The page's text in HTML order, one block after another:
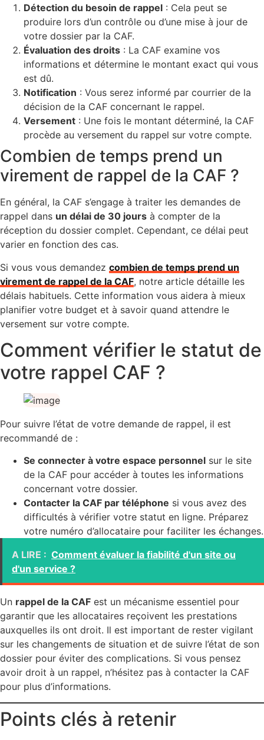
Détection du besoin de rappel : Cela peut se
produire lors d’un contrôle ou d’une mise à jour de
votre dossier par la CAF.
Évaluation des droits : La CAF examine vos
informations et détermine le montant exact qui vous
est dû.
Notification : Vous serez informé par courrier de la
décision de la CAF concernant le rappel.
Versement : Une fois le montant déterminé, la CAF
procède au versement du rappel sur votre compte.
Combien de temps prend un
virement de rappel de la CAF ?
En général, la CAF s’engage à traiter les demandes de
rappel dans un délai de 30 jours à compter de la
réception du dossier complet. Cependant, ce délai peut
varier en fonction des cas.
Si vous vous demandez combien de temps prend un
virement de rappel de la CAF, notre article détaille les
délais habituels. Cette information vous aidera à mieux
planifier votre budget et à savoir quand attendre le
versement sur votre compte.
Comment vérifier le statut de
votre rappel CAF ?
Pour suivre l’état de votre demande de rappel, il est
recommandé de :
Se connecter à votre espace personnel sur le site
de la CAF pour accéder à toutes les informations
concernant votre dossier.
Contacter la CAF par téléphone si vous avez des
difficultés à vérifier votre statut en ligne. Préparez
votre numéro d’allocataire pour faciliter les échanges.
A LIRE : Comment évaluer la fiabilité d'un site ou
d'un service ?
Un rappel de la CAF est un mécanisme essentiel pour
garantir que les allocataires reçoivent les prestations
auxquelles ils ont droit. Il est important de rester vigilant
sur les changements de situation et de suivre l’état de son
dossier pour éviter des complications. Si vous pensez
avoir droit à un rappel, n’hésitez pas à contacter la CAF
pour plus d’informations.
Points clés à retenir